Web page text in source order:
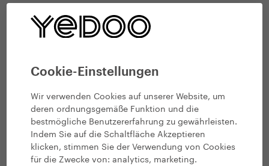
Cookie-Einstellungen
Wir verwenden Cookies auf unserer Website, um
deren ordnungsgemäße Funktion und die
bestmögliche Benutzererfahrung zu gewährleisten.
Indem Sie auf die Schaltfläche Akzeptieren
klicken, stimmen Sie der Verwendung von Cookies
für die Zwecke von:analytics, marketing.